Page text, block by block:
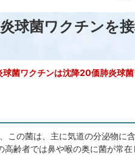
球菌ワクチンを
菌ワクチンは沈降20価肺炎球
この菌は、主に気道の分泌物に
齢者では鼻や喉の奥に菌が常在